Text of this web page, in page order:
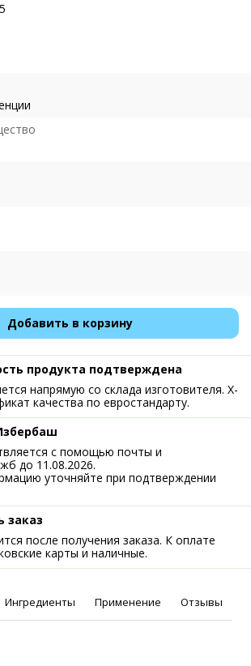
5
Добавить в корзину
продукта подтверждена
напрямую со склада изготовителя. X-
качества по евростандарту.
с помощью почты и
до 11.08.2026.
уточняйте при подтверждении
заказ
после получения заказа. К оплате
карты и наличные.
Ингредиенты Применение Отзывы